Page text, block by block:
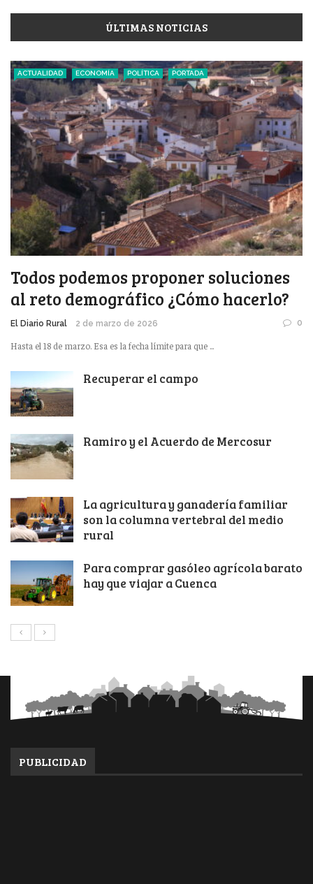
ÚLTIMAS NOTICIAS
ACTUALIDAD ECONOMÍA POLÍTICA PORTADA
Todos podemos proponer soluciones
al reto demográfico ¿Cómo hacerlo?
El Diario Rural 2 de marzo de 2026 0
Hasta el 18 de marzo. Esa es la fecha límite para que ...
Recuperar el campo
Ramiro y el Acuerdo de Mercosur
La agricultura y ganadería familiar
son la columna vertebral del medio
rural
Para comprar gasóleo agrícola barato
hay que viajar a Cuenca
PUBLICIDAD